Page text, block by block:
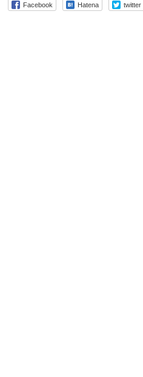
Facebook Hatena twitter